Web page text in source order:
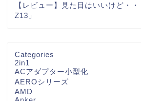
【レビュー】見た目はいいけど・
Z13」
Categories
2in1
ACアダプター小型化
AEROシリーズ
AMD